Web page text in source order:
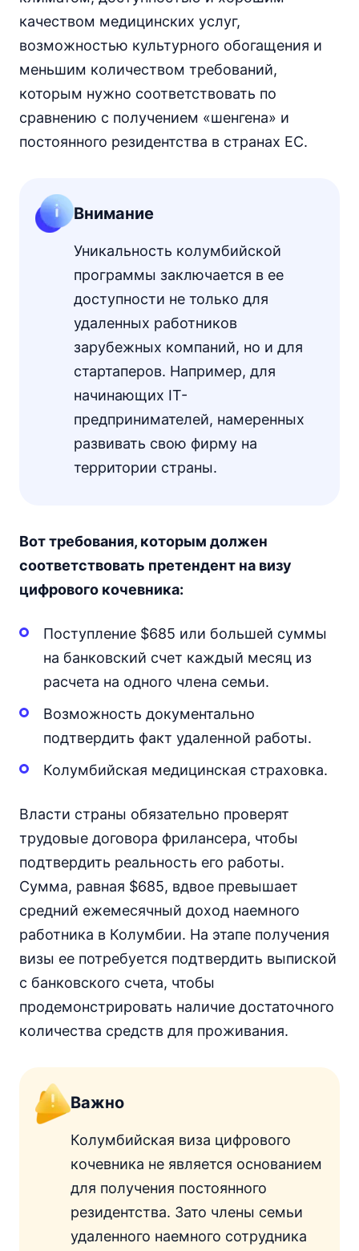
качеством медицинских услуг,
возможностью культурного обогащения и
меньшим количеством требований,
которым нужно соответствовать по
сравнению с получением «шенгена» и
постоянного резидентства в странах ЕС.
Внимание
Уникальность колумбийской
программы заключается в ее
доступности не только для
удаленных работников
зарубежных компаний, но и для
стартаперов. Например, для
начинающих IT-
предпринимателей, намеренных
развивать свою фирму на
территории страны.
Вот требования, которым должен
соответствовать претендент на визу
цифрового кочевника:
Поступление $685 или большей суммы
на банковский счет каждый месяц из
расчета на одного члена семьи.
Возможность документально
подтвердить факт удаленной работы.
Колумбийская медицинская страховка.
Власти страны обязательно проверят
трудовые договора фрилансера, чтобы
подтвердить реальность его работы.
Сумма, равная $685, вдвое превышает
средний ежемесячный доход наемного
работника в Колумбии. На этапе получения
визы ее потребуется подтвердить выпиской
с банковского счета, чтобы
продемонстрировать наличие достаточного
количества средств для проживания.
Важно
Колумбийская виза цифрового
кочевника не является основанием
для получения постоянного
резидентства. Зато члены семьи
удаленного наемного сотрудника